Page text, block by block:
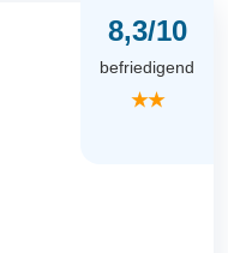
8,3/10
befriedigend
★★